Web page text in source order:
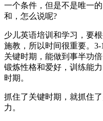
一个条件，但是不是唯一
和，怎么说呢?
少儿英语培训和学习，要
施教，所以时间很重要。
关键时期，能做到事半功
锻炼性格和爱好，训练能
时期。
抓住了关键时期，就抓住
力。